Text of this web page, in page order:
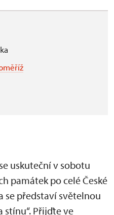
uskuteční v sobotu
památek po celé České
se představí světelnou
stínu“. Přijďte ve